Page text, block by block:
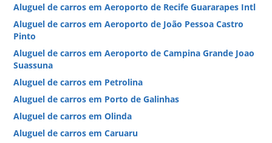
Aluguel de carros em Aeroporto de Recife Guararapes Intl
Aluguel de carros em Aeroporto de João Pessoa Castro
Pinto
Aluguel de carros em Aeroporto de Campina Grande Joao
Suassuna
Aluguel de carros em Petrolina
Aluguel de carros em Porto de Galinhas
Aluguel de carros em Olinda
Aluguel de carros em Caruaru